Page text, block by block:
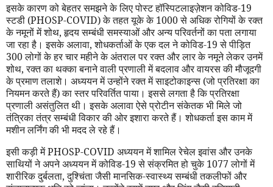
इसके कारण को बेहतर समझने के लिए पोस्ट हॉस्पिटलाइज़ेशन कोविड-19
स्टडी (PHOSP-COVID) के तहत यूके के 1000 से अधिक रोगियों के रक्त
के नमूनों में शोथ,हृदय सम्बंधी समस्याओं और अन्य परिवर्तनों का पता लगाया
जा रहा है। इसके अलावा,शोधकर्ताओं के एक दल ने कोविड-19 से पीड़ित
300 लोगों के हर चार महीने के अंतराल पर रक्त और लार के नमूने लेकर उनमें
शोथ,रक्त का थक्का बनाने वाली प्रणाली में बदलाव और वायरस की मौजूदगी
के प्रमाण तलाशे। अध्ययन में उन्होंने रक्त में साइटोकाइन्स (जो प्रतिरक्षा का
नियमन करते हैं) का स्तर परिवर्तित पाया। इससे लगता है कि प्रतिरक्षा
प्रणाली असंतुलित थी। इसके अलावा ऐसे प्रोटीन संकेतक भी मिले जो
तंत्रिका तंत्र सम्बंधी विकार की ओर इशारा करते हैं। शोधकर्ता इस काम में
मशीन लर्निंग की भी मदद ले रहे हैं।
इसी कड़ी मेंPHOSP-COVID अध्ययन में शामिल रेचेल इवांस और उनके
साथियों ने अपने अध्ययन में कोविड-19 से संक्रमित हो चुके 1077 लोगों में
शारीरिक दुर्बलता,दुश्चिंता जैसी मानसिक-स्वास्थ्य सम्बंधी तकलीफों और